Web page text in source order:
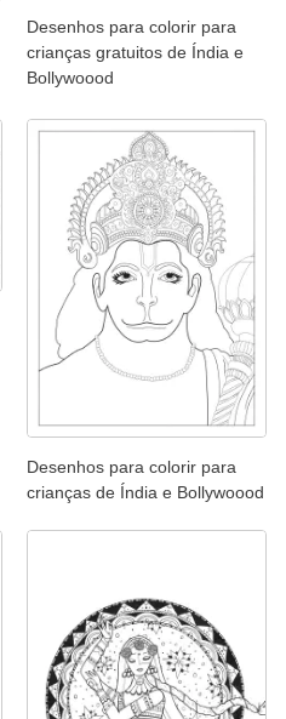
Desenhos para colorir para
crianças gratuitos de Índia e
Bollywoood
Desenhos para colorir para
crianças de Índia e Bollywoood